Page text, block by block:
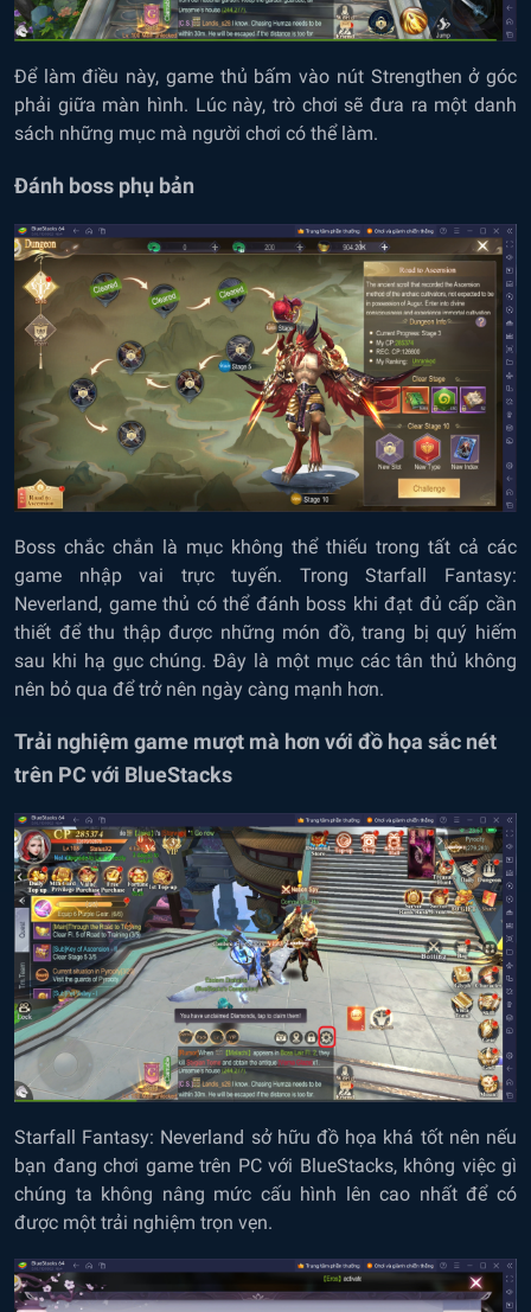
Để làm điều này, game thủ bấm vào nút Strengthen ở góc
phải giữa màn hình. Lúc này, trò chơi sẽ đưa ra một danh
sách những mục mà người chơi có thể làm.
Đánh boss phụ bản
Boss chắc chắn là mục không thể thiếu trong tất cả các
game nhập vai trực tuyến. Trong Starfall Fantasy:
Neverland, game thủ có thể đánh boss khi đạt đủ cấp cần
thiết để thu thập được những món đồ, trang bị quý hiếm
sau khi hạ gục chúng. Đây là một mục các tân thủ không
nên bỏ qua để trở nên ngày càng mạnh hơn.
Trải nghiệm game mượt mà hơn với đồ họa sắc nét
trên PC với BlueStacks
Starfall Fantasy: Neverland sở hữu đồ họa khá tốt nên nếu
bạn đang chơi game trên PC với BlueStacks, không việc gì
chúng ta không nâng mức cấu hình lên cao nhất để có
được một trải nghiệm trọn vẹn.